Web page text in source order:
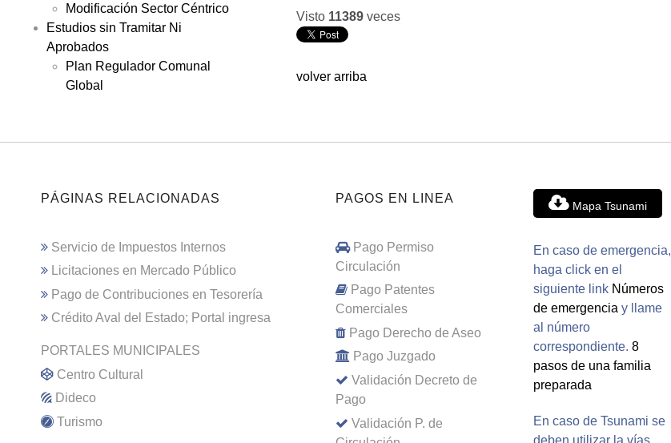
Modificación Sector Céntrico
Estudios sin Tramitar Ni
Aprobados
Plan Regulador Comunal
Global
Visto 11389 veces
volver arriba
PÁGINAS RELACIONADAS
Servicio de Impuestos Internos
Licitaciones en Mercado Público
Pago de Contribuciones en Tesorería
Crédito Aval del Estado; Portal ingresa
PORTALES MUNICIPALES
Centro Cultural
Dideco
Turismo
PAGOS EN LINEA
Pago Permiso
Circulación
Pago Patentes
Comerciales
Pago Derecho de Aseo
Pago Juzgado
Validación Decreto de
Pago
Validación P. de
Mapa Tsunami
En caso de emergencia,
haga click en el
siguiente link Números
de emergencia y llame
al número
correspondiente. 8
pasos de una familia
preparada
En caso de Tsunami se
deben utilizar la vías